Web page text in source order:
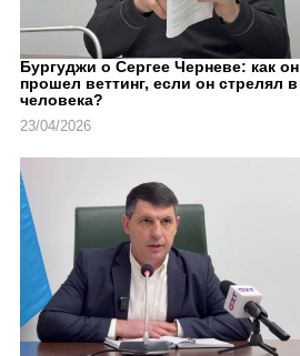
Бургуджи о Сергее Черневе: как он
прошел веттинг, если он стрелял в
человека?
23/04/2026